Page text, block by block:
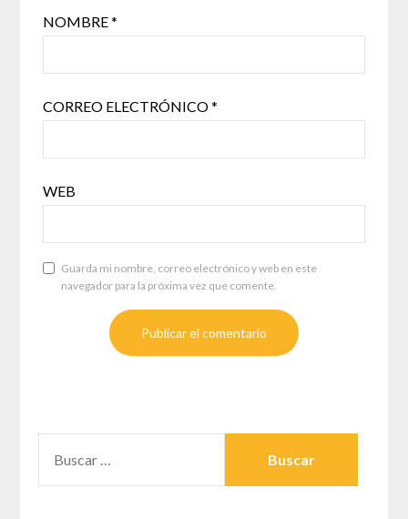
NOMBRE*
CORREO ELECTRÓNICO*
WEB
Guarda mi nombre, correo electrónico y web en este
navegador para la próxima vez que comente.